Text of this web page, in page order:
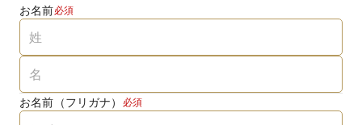
お名前必須
お名前（フリガナ） 必須